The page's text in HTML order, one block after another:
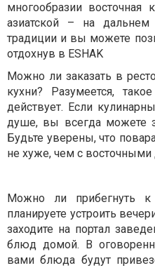
многообразии восточная
азиатской – на
традиции и вы можете
отдохнув в ESHAK
Можно ли заказать в
кухни? Разумеется,
действует. Если
душе, вы всегда можете
Будьте уверены, что
не хуже, чем с восточными
Можно ли прибегнуть к
планируете устроить
заходите на портал
блюд домой. В
вами блюда будут